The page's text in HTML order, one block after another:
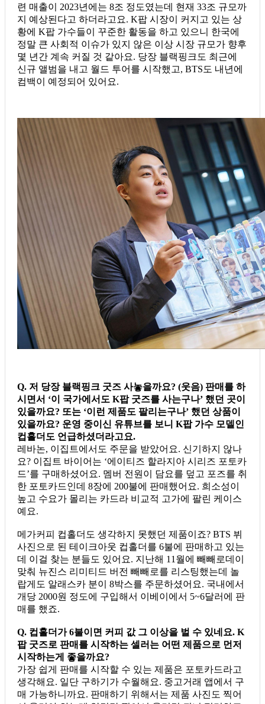
련 매출이 2023년에는 8조 정도였는데 현재 33조 규모까
지 예상된다고 하더라고요. K팝 시장이 커지고 있는 상
황에 K팝 가수들이 꾸준한 활동을 하고 있으니 한국에
정말 큰 사회적 이슈가 있지 않은 이상 시장 규모가 향후
몇 년간 계속 커질 것 같아요. 당장 블랙핑크도 최근에
신규 앨범을 내고 월드 투어를 시작했고, BTS도 내년에
컴백이 예정되어 있어요.
Q. 저 당장 블랙핑크 굿즈 사놓을까요? (웃음) 판매를 하
시면서 ‘이 국가에서도 K팝 굿즈를 사는구나’ 했던 곳이
있을까요? 또는 ‘이런 제품도 팔리는구나’ 했던 상품이
있을까요? 운영 중이신 유튜브를 보니 K팝 가수 모델인
컵홀더도 언급하셨더라고요.
레바논, 이집트에서도 주문을 받았어요. 신기하지 않나
요? 이집트 바이어는 ‘에이티즈 할라지아 시리즈 포토카
드’를 구매하셨어요. 멤버 전원이 담요를 덮고 포즈를 취
한 포토카드인데 8장에 200불에 판매했어요. 희소성이
높고 수요가 몰리는 카드라 비교적 고가에 팔린 케이스
예요.
메가커피 컵홀더도 생각하지 못했던 제품이죠? BTS 뷔
사진으로 된 테이크아웃 컵홀더를 6불에 판매하고 있는
데 이걸 찾는 분들도 있어요. 지난해 11월에 빼빼로데이
맞춰 뉴진스 리미티드 버전 빼빼로를 리스팅했는데 놀
랍게도 알래스카 분이 8박스를 주문하셨어요. 국내에서
개당 2000원 정도에 구입해서 이베이에서 5~6달러에 판
매를 했죠.
Q. 컵홀더가 6불이면 커피 값 그 이상을 벌 수 있네요. K
팝 굿즈로 판매를 시작하는 셀러는 어떤 제품으로 먼저
시작하는게 좋을까요?
가장 쉽게 판매를 시작할 수 있는 제품은 포토카드라고
생각해요. 일단 구하기가 수월해요. 중고거래 앱에서 구
매 가능하니까요. 판매하기 위해서는 제품 사진도 찍어